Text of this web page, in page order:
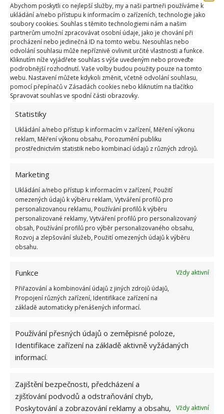
Abychom poskytli co nejlepší služby, my a naši partneři používáme k
ukládání a/nebo přístupu k informacím o zařízeních, technologie jako
soubory cookies. Souhlas s těmito technologiemi nám a našim
partnerům umožní zpracovávat osobní údaje, jako je chování při
procházení nebo jedinečná ID na tomto webu. Nesouhlas nebo
odvolání souhlasu může nepříznivě ovlivnit určité vlastnosti a funkce.
Kliknutím níže vyjádřete souhlas s výše uvedeným nebo proveďte
podrobnější rozhodnutí. Vaše volby budou použity pouze na tomto
webu. Nastavení můžete kdykoli změnit, včetně odvolání souhlasu,
pomocí přepínačů v Zásadách cookies nebo kliknutím na tlačítko
Spravovat souhlas ve spodní části obrazovky.
Statistiky
Ukládání a/nebo přístup k informacím v zařízení, Měření výkonu
reklam, Měření výkonu obsahu, Porozumění publiku
prostřednictvím statistik nebo kombinací údajů z různých zdrojů.
Marketing
Ukládání a/nebo přístup k informacím v zařízení, Použití
omezených údajů k výběru reklam, Vytváření profilů pro
personalizovanou reklamu, Používání profilů k výběru
personalizované reklamy, Vytváření profilů pro personalizovaný
obsah, Používání profilů pro výběr personalizovaného obsahu,
Rozvoj a zlepšování služeb, Použití omezených údajů k výběru
obsahu.
Funkce
Vždy aktivní
Přiřazování a kombinování údajů z jiných zdrojů údajů,
Propojení různých zařízení, Identifikace zařízení na
základě automaticky přenášených informací.
Používání přesných údajů o zeměpisné poloze,
Identifikace zařízení na základě aktivně vyžádaných
informací.
Zajištění bezpečnosti, předcházení a
zjišťování podvodů a odstraňování chyb,
Poskytování a zobrazování reklamy a obsahu,
Vždy aktivní
OBLÍBENÉ ČLÁNKY
Pokuta až 10 000 Kč hrozí za nesprávné sekání i
nesekání trávy. Záleží i na prostředku a lokaci
Kvíz na téma pionýrské tábory za socialismu:
Kdo je zažil, bez problému získá 12 ze 12 bodů
Test znalostí o každodenní realitě za
komunismu: 10 retro otázek ukáže, kdo má
dobrý přehled
23.6.2026
ŽHAVÉ NOVINKY
Tyto rostliny odpuzují klíšťata. Ujistěte se, že je
máte na zahrádce